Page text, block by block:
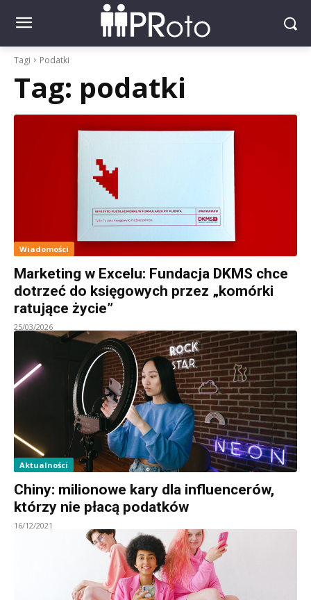
Tagi Podatki
Tag: podatki
Wiadomości
Marketing w Excelu: Fundacja DKMS chce
dotrzeć do księgowych przez „komórki
ratujące życie”
25/03/2026
Aktualności
Chiny: milionowe kary dla influencerów,
którzy nie płacą podatków
16/12/2021